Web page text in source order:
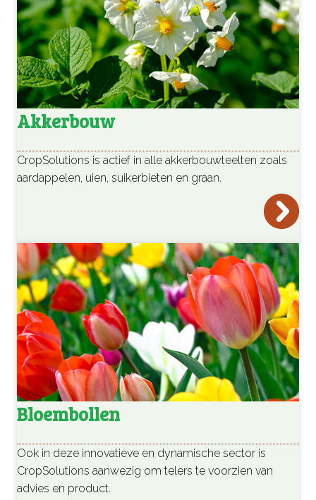
Akkerbouw
CropSolutions is actief in alle akkerbouwteelten zoals
aardappelen, uien, suikerbieten en graan.
Bloembollen
Ook in deze innovatieve en dynamische sector is
CropSolutions aanwezig om telers te voorzien van
advies en product.